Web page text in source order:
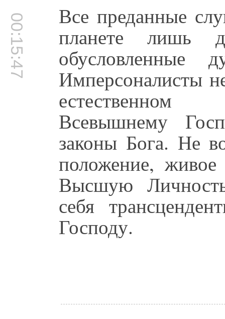
00:15:47 Все преданные
планете лишь
обусловленные
Имперсоналисты
естественном
Всевышнему
законы Бога. Не
положение,
Высшую
себя
Господу.